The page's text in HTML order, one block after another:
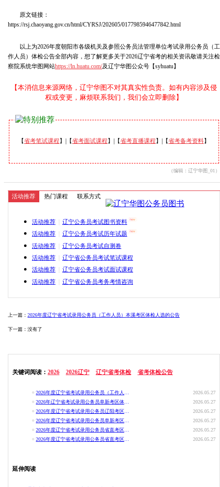
原文链接：
https://rsj.chaoyang.gov.cn/html/CYRSJ/202605/0177985946477842.html
以上为2026年度朝阳市各级机关及参照公务员法管理单位考试录用公务员（工
作人员）体检公告全部内容，想了解更多关于2026辽宁省考的相关资讯敬请关注检
察院系统华图网站https://ln.huatu.com/及辽宁华图公众号【syhuatu】
【本消信息来源网络，辽宁华图不对其真实性负责。如有内容涉及侵
权或变更，麻烦联系我们，我们会立即删除】
【省考笔试课程 】|【省考面试课程 】|【省考直播课程 】|【省考备考资料】
（编辑：辽宁华图_01）
活动推荐 热门课程 联系方式
活动推荐 辽宁公务员考试图书资料
活动推荐 辽宁公务员考试历年试题
活动推荐 辽宁公务员考试自测卷
活动推荐 辽宁省公务员考试笔试课程
活动推荐 辽宁省公务员考试面试课程
活动推荐 辽宁省公务员考务考情咨询
上一篇： 2026年度辽宁省考试录用公务员（工作人员）本溪考区体检人选的公告
下一篇：没有了
关键词阅读： 2026 2026辽宁 辽宁省考体检 省考体检公告
2026.05.27
2026.05.27
2026.05.27
2026.05.27
2026.05.27
2026.05.27
延伸阅读